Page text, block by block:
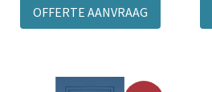
OFFERTE AANVRAAG